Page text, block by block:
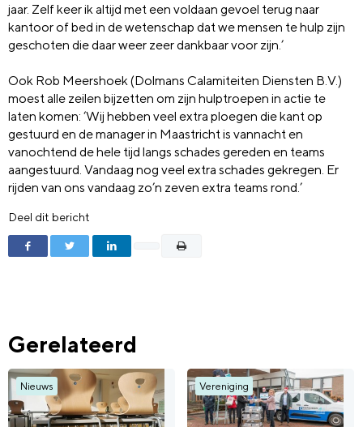
jaar. Zelf keer ik altijd met een voldaan gevoel terug naar
kantoor of bed in de wetenschap dat we mensen te hulp zijn
geschoten die daar weer zeer dankbaar voor zijn.’
Ook Rob Meershoek (Dolmans Calamiteiten Diensten B.V.)
moest alle zeilen bijzetten om zijn hulptroepen in actie te
laten komen: ‘Wij hebben veel extra ploegen die kant op
gestuurd en de manager in Maastricht is vannacht en
vanochtend de hele tijd langs schades gereden en teams
aangestuurd. Vandaag nog veel extra schades gekregen. Er
rijden van ons vandaag zo’n zeven extra teams rond.’
Deel dit bericht
Gerelateerd
Nieuws Vereniging